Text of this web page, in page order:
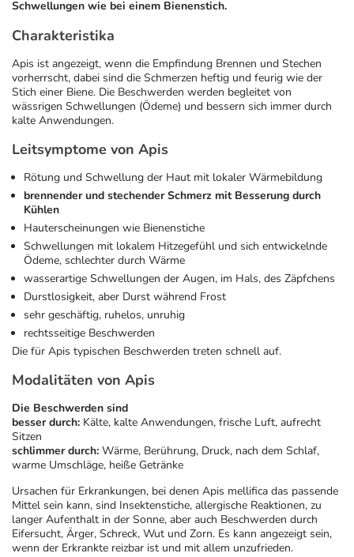
Diabetes
Körperpflege & Kosmetik
Liebe & Erotik
Mutter & Kind
Nahrungsergänzung
Natur & Homöopathie
Sanitätshaus
Sport & Fitness
Tierapotheke
Vitamine & Mineralstoffe
Marken
Geschenkideen
Aktuelle Coupons 7
Summer SALE
Reiseapotheke
Insektenschutz
Sonnenpflege
Sommerpflege für Haar und Kopfhaut
Täglich gut versorgt
Fragen und Antworten
Kontakt
Ratgeber
Beliebte Beiträge
E-Rezept einlösen
E-Rezept App
5% Extra Cash
Avene & Ducray Deals
Eucerin Deals
Evolsin Deals
Frontline & Frontpro Deals
Nattermann Deals
R(h)ein Nutrition Deals
Refluthin, Lasea & Carmenthin Deals
Salus Deals
Schwellungen wie bei einem Bienenstich.
Charakteristika
Apis ist angezeigt, wenn die Empfindung Brennen und Stechen
vorherrscht, dabei sind die Schmerzen heftig und feurig wie der
Stich einer Biene. Die Beschwerden werden begleitet von
wässrigen Schwellungen (Ödeme) und bessern sich immer durch
kalte Anwendungen.
Leitsymptome von Apis
Rötung und Schwellung der Haut mit lokaler Wärmebildung
brennender und stechender Schmerz mit Besserung durch
Kühlen
Hauterscheinungen wie Bienenstiche
Schwellungen mit lokalem Hitzegefühl und sich entwickelnde
Ödeme, schlechter durch Wärme
wasserartige Schwellungen der Augen, im Hals, des Zäpfchens
Durstlosigkeit, aber Durst während Frost
sehr geschäftig, ruhelos, unruhig
rechtsseitige Beschwerden
Die für Apis typischen Beschwerden treten schnell auf.
Modalitäten von Apis
Die Beschwerden sind
besser durch: Kälte, kalte Anwendungen, frische Luft, aufrecht
Sitzen
schlimmer durch: Wärme, Berührung, Druck, nach dem Schlaf,
warme Umschläge, heiße Getränke
Ursachen für Erkrankungen, bei denen Apis mellifica das passende
Mittel sein kann, sind Insektenstiche, allergische Reaktionen, zu
langer Aufenthalt in der Sonne, aber auch Beschwerden durch
Eifersucht, Ärger, Schreck, Wut und Zorn. Es kann angezeigt sein,
wenn der Erkrankte reizbar ist und mit allem unzufrieden.